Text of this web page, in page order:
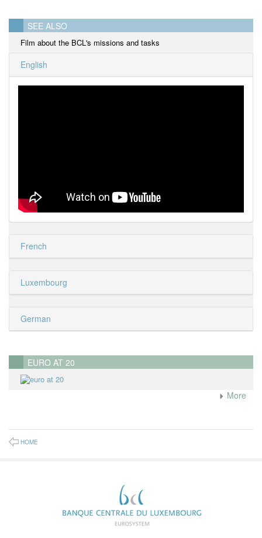
SEE ALSO
Film about the BCL's missions and tasks
English
French
Luxembourg
German
EURO AT 20
More
HOME